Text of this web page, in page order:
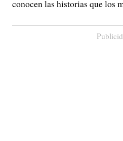
conocen las historias que los